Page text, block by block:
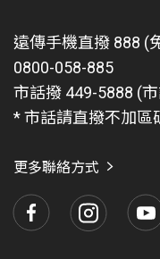
遠傳手機直撥 888 (
0800-058-885
市話撥 449-5888 (
* 市話請直撥不加區
更多聯絡方式